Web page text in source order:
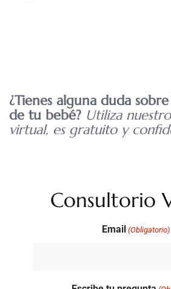
¿Tienes alguna duda
de tu bebé? Utiliza
virtual, es gratuito y
Consultorio
Email (Obligatorio)